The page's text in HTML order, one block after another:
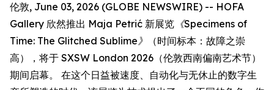
伦敦, June 03, 2026 (GLOBE NEWSWIRE) -- HOFA
Gallery 欣然推出 Maja Petrić 新展览 《Specimens of
Time: The Glitched Sublime》
（时间标本：故障之崇
高），将于 SXSW London 2026（伦敦西南偏南艺术节）
期间启幕。 在这个日益被速度、自动化与无休止的数字生